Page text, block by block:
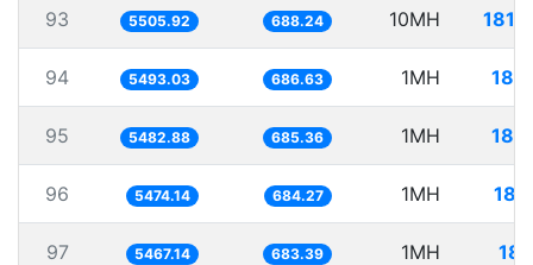
93 5505.92 688.24 10MH
94 5493.03 686.63 1MH
95 5482.88 685.36 1MH
96 5474.14 684.27 1MH
97 5467.14 683.39 1MH